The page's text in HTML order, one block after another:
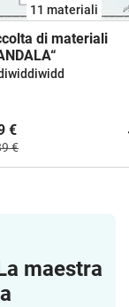
11 materiali
di materiali
€
€
maestra